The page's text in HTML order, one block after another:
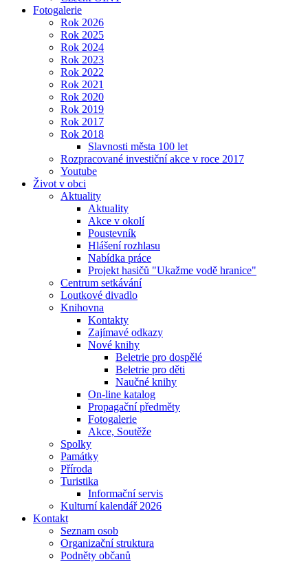
Fotogalerie
Rok 2026
Rok 2025
Rok 2024
Rok 2023
Rok 2022
Rok 2021
Rok 2020
Rok 2019
Rok 2017
Rok 2018
Slavnosti města 100 let
Rozpracované investiční akce v roce 2017
Youtube
Život v obci
Aktuality
Aktuality
Akce v okolí
Poustevník
Hlášení rozhlasu
Nabídka práce
Projekt hasičů "Ukažme vodě hranice"
Centrum setkávání
Loutkové divadlo
Knihovna
Kontakty
Zajímavé odkazy
Nové knihy
Beletrie pro dospělé
Beletrie pro děti
Naučné knihy
On-line katalog
Propagační předměty
Fotogalerie
Akce, Soutěže
Spolky
Památky
Příroda
Turistika
Informační servis
Kulturní kalendář 2026
Kontakt
Seznam osob
Organizační struktura
Podněty občanů